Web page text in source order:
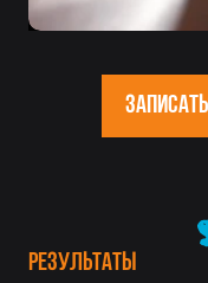
Победитель
танцевального
2024, Москва
Международного
top" 2023,
чемпионата "Hip